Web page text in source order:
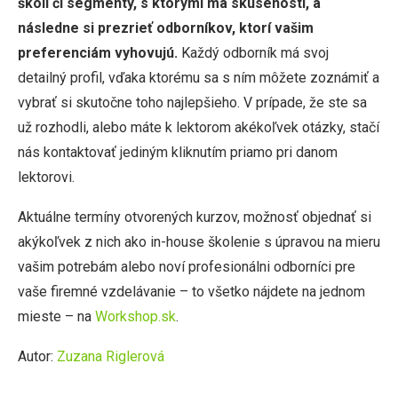
školí či segmenty, s ktorými má skúsenosti, a
následne si prezrieť odborníkov, ktorí vašim
preferenciám vyhovujú. Každý odborník má svoj
detailný profil, vďaka ktorému sa s ním môžete zoznámiť a
vybrať si skutočne toho najlepšieho. V prípade, že ste sa
už rozhodli, alebo máte k lektorom akékoľvek otázky, stačí
nás kontaktovať jediným kliknutím priamo pri danom
lektorovi.
Aktuálne termíny otvorených kurzov, možnosť objednať si
akýkoľvek z nich ako in-house školenie s úpravou na mieru
vašim potrebám alebo noví profesionálni odborníci pre
vaše firemné vzdelávanie – to všetko nájdete na jednom
mieste – na Workshop.sk.
Autor: Zuzana Riglerová